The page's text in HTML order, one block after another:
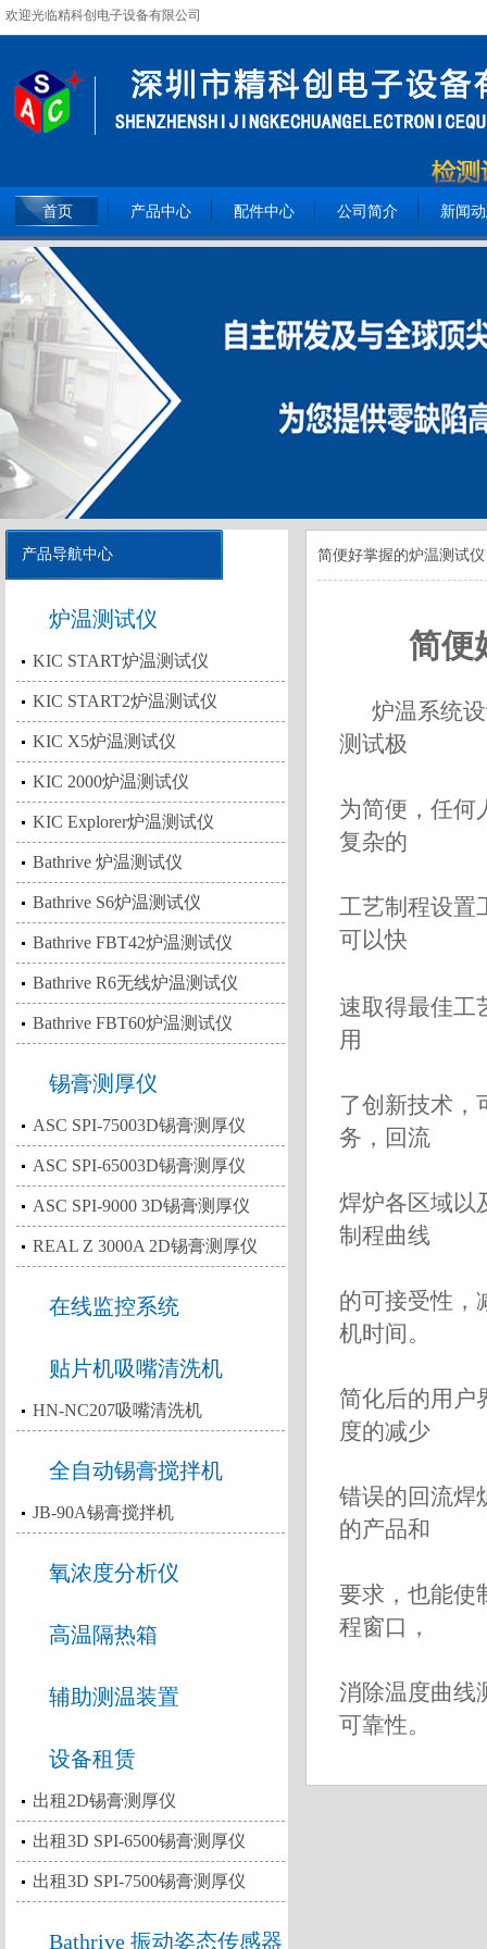
欢迎光临精科创电子设备有限公司
全国服务热线：15362093809
首页 产品中心 配件中心 公司简介 新闻
产品导航中心
炉温测试仪
KIC START炉温测试仪
KIC START2炉温测试仪
KIC X5炉温测试仪
KIC 2000炉温测试仪
KIC Explorer炉温测试仪
Bathrive 炉温测试仪
Bathrive S6炉温测试仪
Bathrive FBT42炉温测试仪
Bathrive R6无线炉温测试仪
Bathrive FBT60炉温测试仪
锡膏测厚仪
ASC SPI-75003D锡膏测厚仪
ASC SPI-65003D锡膏测厚仪
ASC SPI-9000 3D锡膏测厚仪
REAL Z 3000A 2D锡膏测厚仪
在线监控系统
贴片机吸嘴清洗机
HN-NC207吸嘴清洗机
全自动锡膏搅拌机
JB-90A锡膏搅拌机
氧浓度分析仪
高温隔热箱
辅助测温装置
设备租赁
出租2D锡膏测厚仪
出租3D SPI-6500锡膏测厚仪
出租3D SPI-7500锡膏测厚仪
Bathrive 振动姿态传感器
简便好掌握的炉温测试仪
简便好
炉温系统设
测试极
为简便，任
复杂的
工艺制程设置
可以快
速取得最佳工
用
了创新技术，
务，回流
焊炉各区域以
制程曲线
的可接受性，
机时间。
简化后的用户
度的减少
错误的回流焊
的产品和
要求，也能使
程窗口，
消除温度曲线
可靠性。